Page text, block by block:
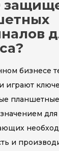
бизнесе
играют
значением
и